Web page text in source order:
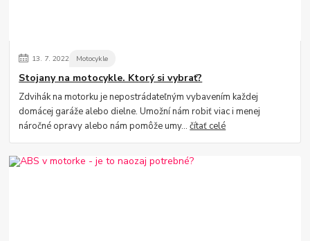
13. 7. 2022 Motocykle
Stojany na motocykle. Ktorý si vybrať?
Zdvihák na motorku je nepostrádateľným vybavením každej
domácej garáže alebo dielne. Umožní nám robiť viac i menej
náročné opravy alebo nám pomôže umy...čítať celé